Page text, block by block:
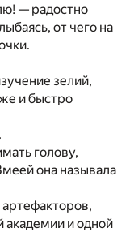
— радостно
от чего на
зелий,
и быстро
голову,
она называла
академии и одной